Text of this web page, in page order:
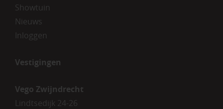
Showtuin
Nieuws
Inloggen
Vestigingen
Vego Zwijndrecht
Lindtsedijk 24-26